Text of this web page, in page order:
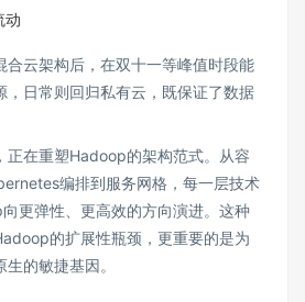
动
合云架构后，在双十一等峰值时段能
，日常则回归私有云，既保证了数据
正在重塑Hadoop的架构范式。从容
编排到服务网格，每一层技术
更弹性、更高效的方向演进。这种
的扩展性瓶颈，更重要的是为
的敏捷基因。